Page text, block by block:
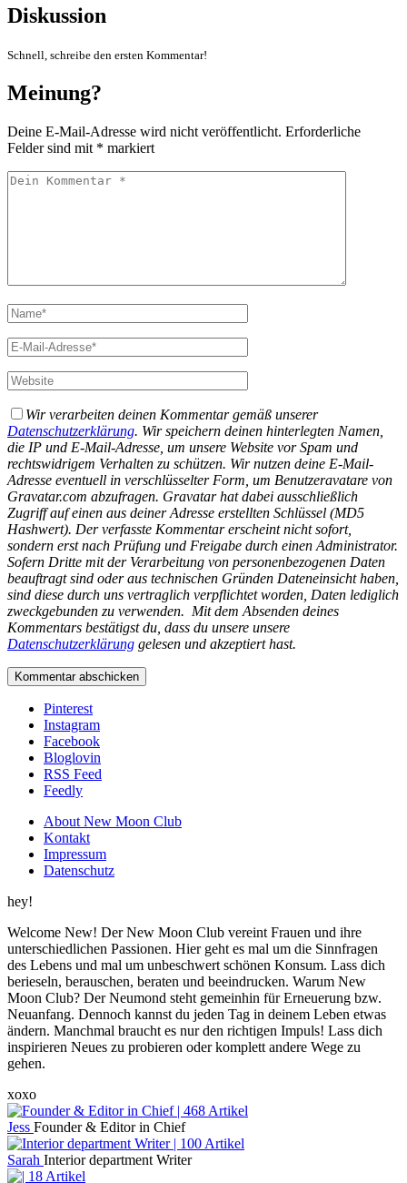
Diskussion
Schnell, schreibe den ersten Kommentar!
Meinung?
Deine E-Mail-Adresse wird nicht veröffentlicht. Erforderliche
Felder sind mit * markiert
Wir verarbeiten deinen Kommentar gemäß unserer
Datenschutzerklärung. Wir speichern deinen hinterlegten Namen,
die IP und E-Mail-Adresse, um unsere Website vor Spam und
rechtswidrigem Verhalten zu schützen. Wir nutzen deine E-Mail-
Adresse eventuell in verschlüsselter Form, um Benutzeravatare von
Gravatar.com abzufragen. Gravatar hat dabei ausschließlich
Zugriff auf einen aus deiner Adresse erstellten Schlüssel (MD5
Hashwert). Der verfasste Kommentar erscheint nicht sofort,
sondern erst nach Prüfung und Freigabe durch einen Administrator.
Sofern Dritte mit der Verarbeitung von personenbezogenen Daten
beauftragt sind oder aus technischen Gründen Dateneinsicht haben,
sind diese durch uns vertraglich verpflichtet worden, Daten lediglich
zweckgebunden zu verwenden. Mit dem Absenden deines
Kommentars bestätigst du, dass du unsere unsere
Datenschutzerklärung gelesen und akzeptiert hast.
Pinterest
Instagram
Facebook
Bloglovin
RSS Feed
Feedly
About New Moon Club
Kontakt
Impressum
Datenschutz
hey!
Welcome New! Der New Moon Club vereint Frauen und ihre
unterschiedlichen Passionen. Hier geht es mal um die Sinnfragen
des Lebens und mal um unbeschwert schönen Konsum. Lass dich
berieseln, berauschen, beraten und beeindrucken. Warum New
Moon Club? Der Neumond steht gemeinhin für Erneuerung bzw.
Neuanfang. Dennoch kannst du jeden Tag in deinem Leben etwas
ändern. Manchmal braucht es nur den richtigen Impuls! Lass dich
inspirieren Neues zu probieren oder komplett andere Wege zu
gehen.
xoxo
Jess Founder & Editor in Chief
Sarah Interior department Writer